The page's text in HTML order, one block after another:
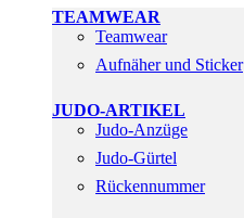
TEAMWEAR
Teamwear
Aufnäher und Sticker
JUDO-ARTIKEL
Judo-Anzüge
Judo-Gürtel
Rückennummer